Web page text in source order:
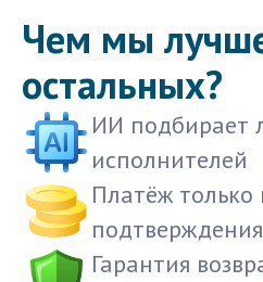
Чем мы
остальных?
ИИ подбирает
исполнителей
Платёж только
подтверждения
Гарантия